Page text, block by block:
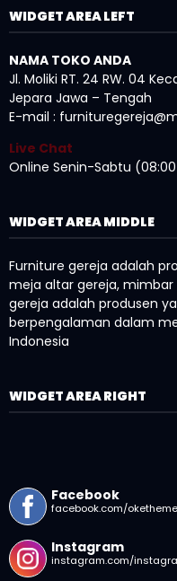
WIDGET AREA LEFT
NAMA TOKO ANDA
Jl. Moliki RT. 24 RW. 04
Jepara Jawa – Tengah
E-mail :
Live Chat
Online Senin-Sabtu (08:00
WIDGET AREA MIDDLE
Furniture gereja adalah
meja altar gereja, mimbar
gereja adalah produsen
berpengalaman dalam
Indonesia
WIDGET AREA RIGHT
Facebook
facebook.com/oketheme
Instagram
instagram.com/